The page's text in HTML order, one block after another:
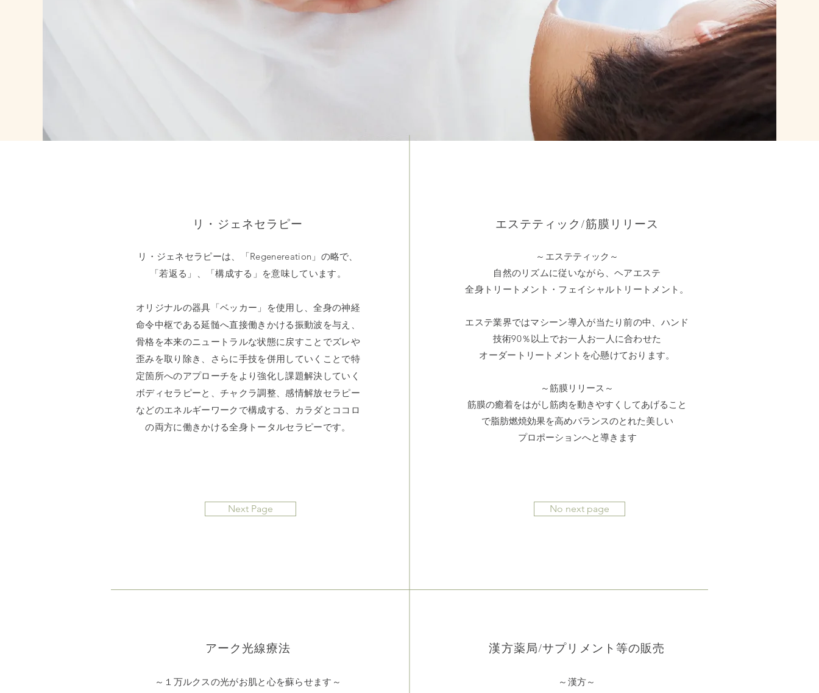
リ・ジェネセラピー エステティック/筋膜リリース
リ・ジェネセラピーは、「Regenereation」の略で、
「若返る」、「構成する」を意味しています。
オリジナルの器具「ベッカー」を使用し、全身の神経
命令中枢である延髄へ直接働きかける振動波を与え、
骨格を本来のニュートラルな状態に戻すことでズレや
歪みを取り除き、さらに手技を併用していくことで特
定箇所へのアプローチをより強化し課題解決していく
ボディセラピーと、チャクラ調整、感情解放セラピー
などのエネルギーワークで構成する、カラダとココロ
の両方に働きかける全身トータルセラピーです。
～ エステティック ～
自然のリズムに従いながら、ヘアエステ
全身トリートメント・フェイシャルトリートメント。
エステ業界ではマシーン導入が当たり前の中、 ハンド
技術90％以上でお一人お一人に合わせた
オーダートリートメントを心懸けております。
～筋膜リリース ～
筋膜の癒着をはがし筋肉を動きやすくしてあげること
で脂肪燃焼効果を高めバランスのとれた美しい
プロポーションへと導きます
Next Page No next page
アーク光線療法
～１万ルクスの光がお肌と心を蘇らせます～
漢方薬局/サプリメント等の販売
～漢方～